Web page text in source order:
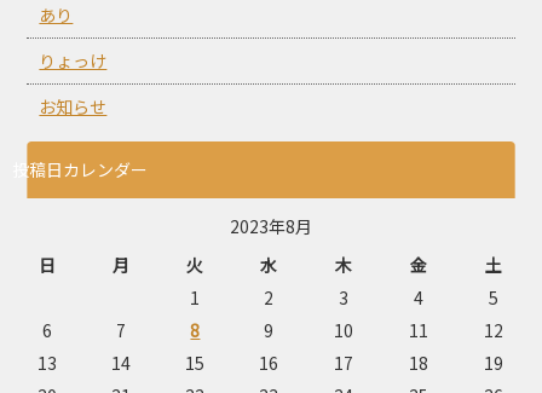
あり
りょっけ
お知らせ
投稿日カレンダー
2023年8月
日
月 火 水 木 金
土
1
2 3 4
5
6
7 8 9 10 11
12
13
14 15 16 17 18
19